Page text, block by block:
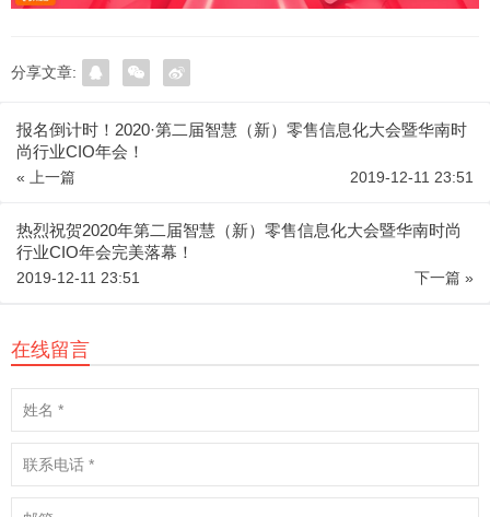
分享文章:
报名倒计时！2020·第二届智慧（新）零售信息化大会暨华南时
尚行业CIO年会！
« 上一篇 2019-12-11 23:51
热烈祝贺2020年第二届智慧（新）零售信息化大会暨华南时尚
行业CIO年会完美落幕！
下一篇 »
2019-12-11 23:51
在线留言